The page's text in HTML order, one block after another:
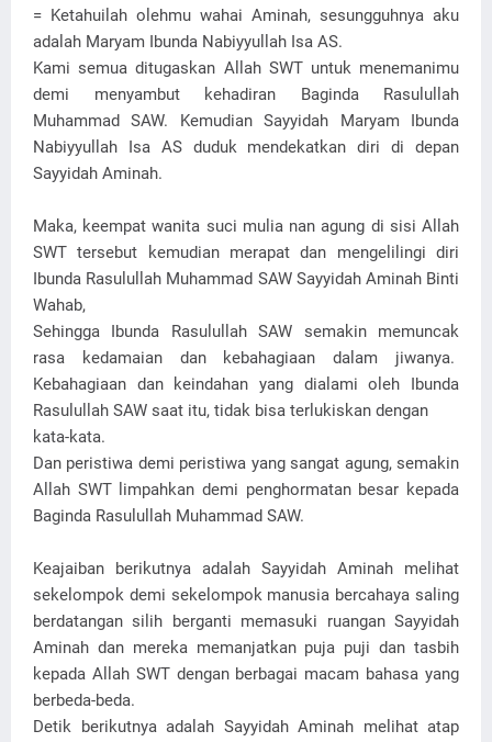
= Ketahuilah olehmu wahai Aminah, sesungguhnya aku
adalah Maryam Ibunda Nabiyyullah Isa AS.
Kami semua ditugaskan Allah SWT untuk menemanimu
demi menyambut kehadiran Baginda Rasulullah
Muhammad SAW. Kemudian Sayyidah Maryam Ibunda
Nabiyyullah Isa AS duduk mendekatkan diri di depan
Sayyidah Aminah.
Maka, keempat wanita suci mulia nan agung di sisi Allah
SWT tersebut kemudian merapat dan mengelilingi diri
Ibunda Rasulullah Muhammad SAW Sayyidah Aminah Binti
Wahab,
Sehingga Ibunda Rasulullah SAW semakin memuncak
rasa kedamaian dan kebahagiaan dalam jiwanya.
Kebahagiaan dan keindahan yang dialami oleh Ibunda
Rasulullah SAW saat itu, tidak bisa terlukiskan dengan
kata-kata.
Dan peristiwa demi peristiwa yang sangat agung, semakin
Allah SWT limpahkan demi penghormatan besar kepada
Baginda Rasulullah Muhammad SAW.
Keajaiban berikutnya adalah Sayyidah Aminah melihat
sekelompok demi sekelompok manusia bercahaya saling
berdatangan silih berganti memasuki ruangan Sayyidah
Aminah dan mereka memanjatkan puja puji dan tasbih
kepada Allah SWT dengan berbagai macam bahasa yang
berbeda-beda.
Detik berikutnya adalah Sayyidah Aminah melihat atap